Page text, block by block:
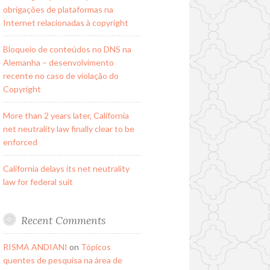
obrigações de plataformas na
Internet relacionadas à copyright
Bloqueio de conteúdos no DNS na
Alemanha – desenvolvimento
recente no caso de violação do
Copyright
More than 2 years later, California
net neutrality law finally clear to be
enforced
California delays its net neutrality
law for federal suit
Recent Comments
RISMA ANDIANI on Tópicos
quentes de pesquisa na área de